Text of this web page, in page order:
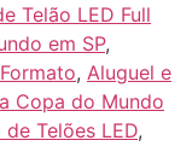
Telão LED Full
em SP,
, Aluguel e
Copa do Mundo
Telões LED,